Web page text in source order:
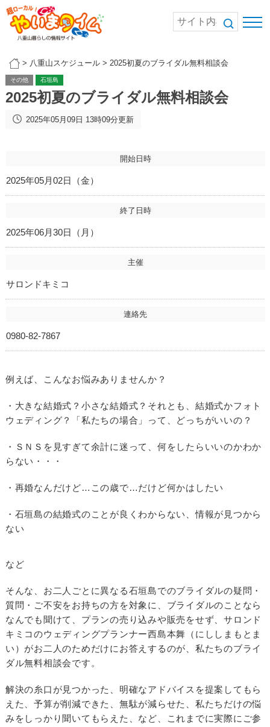
> 八重山スケジュール> 2025初夏のブライダル無料相談会
その他 石垣島
2025初夏のブライダル無料相談会
2025年05月09日 13時09分更新
開始日時
2025年05月02日（金）
終了日時
2025年06月30日（月）
主催
サロンドキミコ
連絡先
0980-82-7867
例えば、こんなお悩みありませんか？
・大きな結婚式？小さな結婚式？それとも、結婚式かフォト
ウェディング？「私たちの場合」って、どっちがいいの？
・ＳＮＳを見すぎて余計に迷って、何をしたらいいのかわか
らない・・・
・再婚なんだけど…この歳で…だけど何かはしたい
・石垣島の結婚式のことが良くわからない、情報が見つから
ない
など
そんな、お二人ごとに異なる石垣島でのブライダルの疑問・
質問・ご不安をお持ちの方を対象に、ブライダルのことなら
なんでも聞けて、プランの売り込みや販売をせず、サロンド
キミコのウェディングプランナー西島本舞（にししまもとま
い）がお二人のためだけにお答えするのが、私たちのブライ
ダル無料相談会です。
解決の糸口が見つかった、明確なアドバイスを提案してもら
えた、予算が削減できた、無駄が減らせた、私たちだけの悩
みをしっかり聞いてもらえた、など、これまでに実際にご参